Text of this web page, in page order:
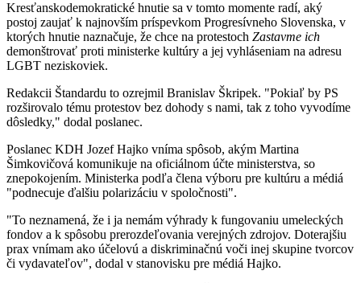
Kresťanskodemokratické hnutie sa v tomto momente radí, aký
postoj zaujať k najnovším príspevkom Progresívneho Slovenska, v
ktorých hnutie naznačuje, že chce na protestoch Zastavme ich
demonštrovať proti ministerke kultúry a jej vyhláseniam na adresu
LGBT neziskoviek.
Redakcii Štandardu to ozrejmil Branislav Škripek. "Pokiaľ by PS
rozširovalo tému protestov bez dohody s nami, tak z toho vyvodíme
dôsledky," dodal poslanec.
Poslanec KDH Jozef Hajko vníma spôsob, akým Martina
Šimkovičová komunikuje na oficiálnom účte ministerstva, so
znepokojením. Ministerka podľa člena výboru pre kultúru a médiá
"podnecuje ďalšiu polarizáciu v spoločnosti".
"To neznamená, že i ja nemám výhrady k fungovaniu umeleckých
fondov a k spôsobu prerozdeľovania verejných zdrojov. Doterajšiu
prax vnímam ako účelovú a diskriminačnú voči inej skupine tvorcov
či vydavateľov", dodal v stanovisku pre médiá Hajko.